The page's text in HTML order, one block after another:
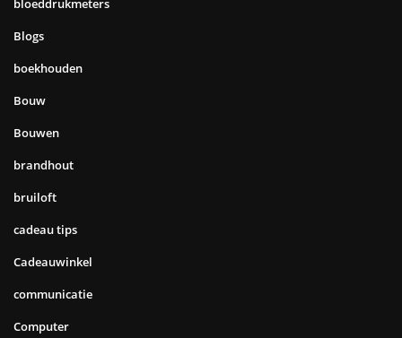
bloeddrukmeters
Blogs
boekhouden
Bouw
Bouwen
brandhout
bruiloft
cadeau tips
Cadeauwinkel
communicatie
Computer